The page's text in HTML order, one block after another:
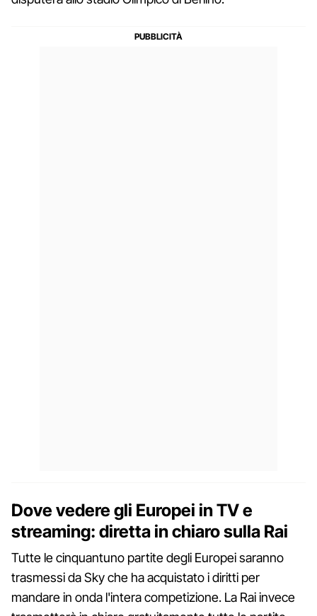
Dove vedere gli Europei in TV e
streaming: diretta in chiaro sulla Rai
Tutte le cinquantuno partite degli Europei saranno
trasmessi da Sky che ha acquistato i diritti per
mandare in onda l'intera competizione. La Rai invece